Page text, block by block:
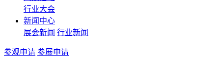
行业大会
新闻中心
展会新闻 行业新闻
参观申请 参展申请